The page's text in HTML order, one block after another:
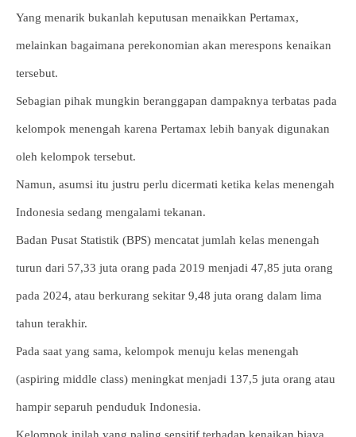
Yang menarik bukanlah keputusan menaikkan Pertamax,
melainkan bagaimana perekonomian akan merespons kenaikan
tersebut.
Sebagian pihak mungkin beranggapan dampaknya terbatas pada
kelompok menengah karena Pertamax lebih banyak digunakan
oleh kelompok tersebut.
Namun, asumsi itu justru perlu dicermati ketika kelas menengah
Indonesia sedang mengalami tekanan.
Badan Pusat Statistik (BPS) mencatat jumlah kelas menengah
turun dari 57,33 juta orang pada 2019 menjadi 47,85 juta orang
pada 2024, atau berkurang sekitar 9,48 juta orang dalam lima
tahun terakhir.
Pada saat yang sama, kelompok menuju kelas menengah
(aspiring middle class) meningkat menjadi 137,5 juta orang atau
hampir separuh penduduk Indonesia.